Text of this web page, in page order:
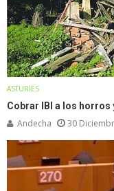
ASTURIES
Cobrar IBI a los
Andecha 30